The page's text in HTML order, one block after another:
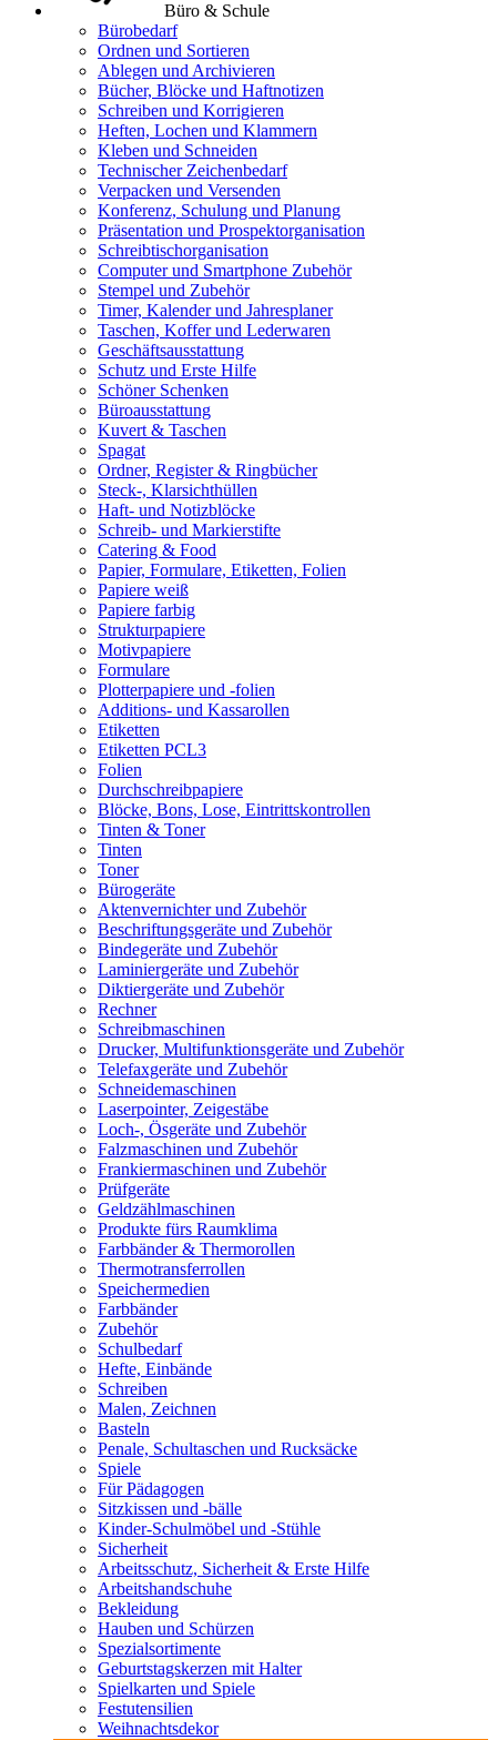
Büro & Schule
Bürobedarf
Ordnen und Sortieren
Ablegen und Archivieren
Bücher, Blöcke und Haftnotizen
Schreiben und Korrigieren
Heften, Lochen und Klammern
Kleben und Schneiden
Technischer Zeichenbedarf
Verpacken und Versenden
Konferenz, Schulung und Planung
Präsentation und Prospektorganisation
Schreibtischorganisation
Computer und Smartphone Zubehör
Stempel und Zubehör
Timer, Kalender und Jahresplaner
Taschen, Koffer und Lederwaren
Geschäftsausstattung
Schutz und Erste Hilfe
Schöner Schenken
Büroausstattung
Kuvert & Taschen
Spagat
Ordner, Register & Ringbücher
Steck-, Klarsichthüllen
Haft- und Notizblöcke
Schreib- und Markierstifte
Catering & Food
Papier, Formulare, Etiketten, Folien
Papiere weiß
Papiere farbig
Strukturpapiere
Motivpapiere
Formulare
Plotterpapiere und -folien
Additions- und Kassarollen
Etiketten
Etiketten PCL3
Folien
Durchschreibpapiere
Blöcke, Bons, Lose, Eintrittskontrollen
Tinten & Toner
Tinten
Toner
Bürogeräte
Aktenvernichter und Zubehör
Beschriftungsgeräte und Zubehör
Bindegeräte und Zubehör
Laminiergeräte und Zubehör
Diktiergeräte und Zubehör
Rechner
Schreibmaschinen
Drucker, Multifunktionsgeräte und Zubehör
Telefaxgeräte und Zubehör
Schneidemaschinen
Laserpointer, Zeigestäbe
Loch-, Ösgeräte und Zubehör
Falzmaschinen und Zubehör
Frankiermaschinen und Zubehör
Prüfgeräte
Geldzählmaschinen
Produkte fürs Raumklima
Farbbänder & Thermorollen
Thermotransferrollen
Speichermedien
Farbbänder
Zubehör
Schulbedarf
Hefte, Einbände
Schreiben
Malen, Zeichnen
Basteln
Penale, Schultaschen und Rucksäcke
Spiele
Für Pädagogen
Sitzkissen und -bälle
Kinder-Schulmöbel und -Stühle
Sicherheit
Arbeitsschutz, Sicherheit & Erste Hilfe
Arbeitshandschuhe
Bekleidung
Hauben und Schürzen
Spezialsortimente
Geburtstagskerzen mit Halter
Spielkarten und Spiele
Festutensilien
Weihnachtsdekor